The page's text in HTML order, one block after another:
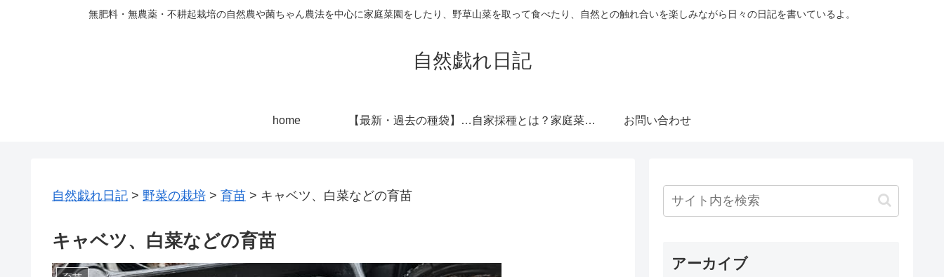
無肥料・無農薬・不耕起栽培の自然農や菌ちゃん農法を中心に家庭菜園をしたり、野草山菜を取って食べたり、自然との触れ合いを楽しみながら日々の日記を書いているよ。
自然戯れ日記
home 【最新・過去の種袋】ダイソーの種一覧まとめ！発売時期・全種類・栽培記録歴代リンク集 自家採種とは？家庭菜園で種をつなぐという選択 お問い合わせ
自然戯れ日記 > 野菜の栽培 > 育苗 > キャベツ、白菜などの育苗
キャベツ、白菜などの育苗
アーカイブ